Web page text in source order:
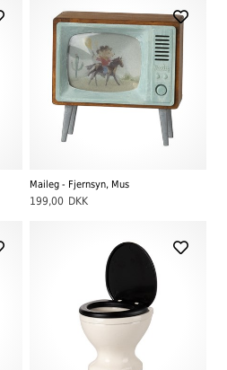
Maileg - Fjernsyn, Mus
199,00 DKK